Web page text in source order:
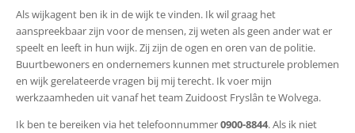
Als wijkagent ben ik in de wijk te vinden. Ik wil graag het
aanspreekbaar zijn voor de mensen, zij weten als geen ander wat er
speelt en leeft in hun wijk. Zij zijn de ogen en oren van de politie.
Buurtbewoners en ondernemers kunnen met structurele problemen
en wijk gerelateerde vragen bij mij terecht. Ik voer mijn
werkzaamheden uit vanaf het team Zuidoost Fryslân te Wolvega.
Ik ben te bereiken via het telefoonnummer0900-8844. Als ik niet